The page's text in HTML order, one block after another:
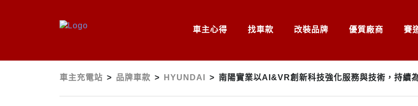
車主心得 找車款 改裝品牌 優質廠商 賽
車主充電站 > 品牌車款 > HYUNDAI > 南陽實業以AI&VR創新科技強化服務與技術，持續